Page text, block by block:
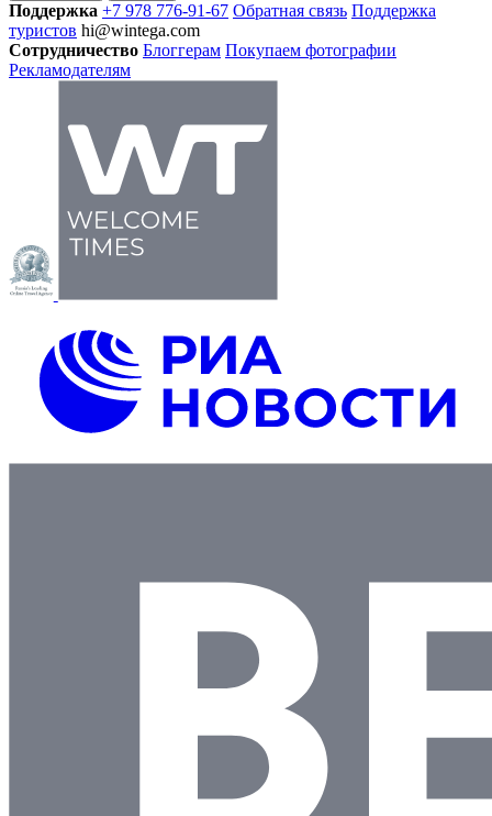
Поддержка +7 978 776-91-67 Обратная связь Поддержка
туристов hi@wintega.com
Сотрудничество Блоггерам Покупаем фотографии
Рекламодателям